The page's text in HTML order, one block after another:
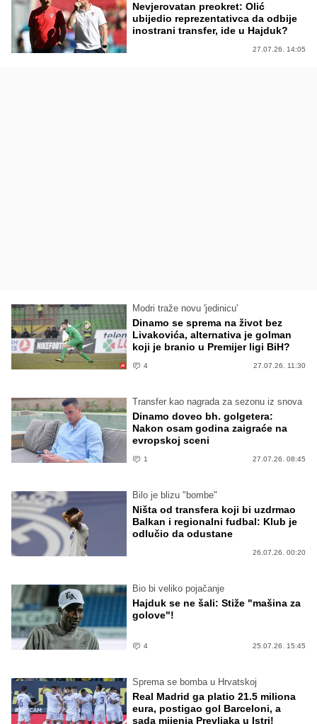
Nevjerovatan preokret: Olić
ubijedio reprezentativca da odbije
inostrani transfer, ide u Hajduk?
27.07.26. 14:05
Modri traže novu 'jedinicu'
Dinamo se sprema na život bez
Livakovića, alternativa je golman
koji je branio u Premijer ligi BiH?
4 27.07.26. 11:30
Transfer kao nagrada za sezonu iz snova
Dinamo doveo bh. golgetera:
Nakon osam godina zaigraće na
evropskoj sceni
1 27.07.26. 08:45
Bilo je blizu "bombe"
Ništa od transfera koji bi uzdrmao
Balkan i regionalni fudbal: Klub je
odlučio da odustane
26.07.26. 00:20
Bio bi veliko pojačanje
Hajduk se ne šali: Stiže "mašina za
golove"!
4 25.07.26. 15:45
Sprema se bomba u Hrvatskoj
Real Madrid ga platio 21.5 miliona
eura, postigao gol Barceloni, a
sada mijenja Prevljaka u Istri!